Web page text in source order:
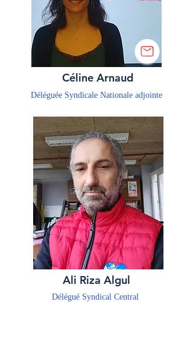
Céline Arnaud
Déléguée Syndicale Nationale adjointe
Ali Riza Algul
Délégué Syndical Central